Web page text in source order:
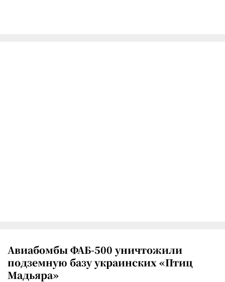
Авиабомбы ФАБ-500 уничтожили
подземную базу украинских «Птиц
Мадьяра»